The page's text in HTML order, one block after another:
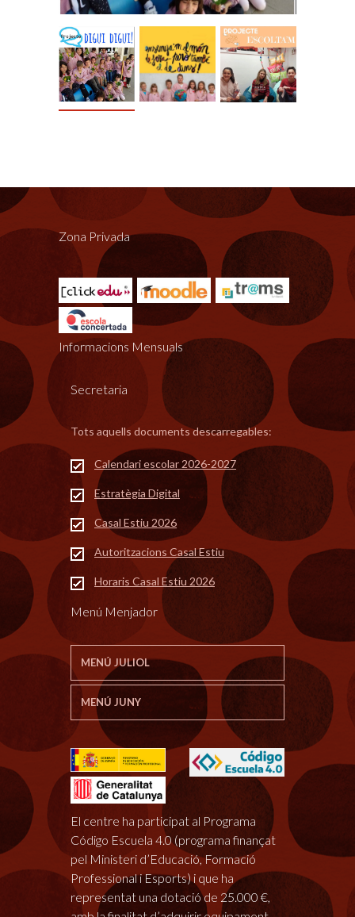
Zona Privada
Informacions Mensuals
Secretaria
Tots aquells documents descarregables:
Calendari escolar 2026-2027
Estratègia Digital
Casal Estiu 2026
Autoritzacions Casal Estiu
Horaris Casal Estiu 2026
Menú Menjador
MENÚ JULIOL
MENÚ JUNY
El centre ha participat al Programa
Código Escuela 4.0 (programa finançat
pel Ministeri d’Educació, Formació
Professional i Esports) i que ha
representat una dotació de 25.000 €,